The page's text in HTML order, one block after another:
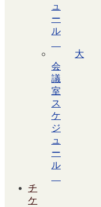
ュ
ー
ル
大
会
議
室
ス
ケ
ジ
ュ
ー
ル
チ
ケ